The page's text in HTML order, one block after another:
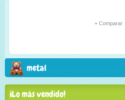
+ Comparar
metal
¡Lo más vendido!